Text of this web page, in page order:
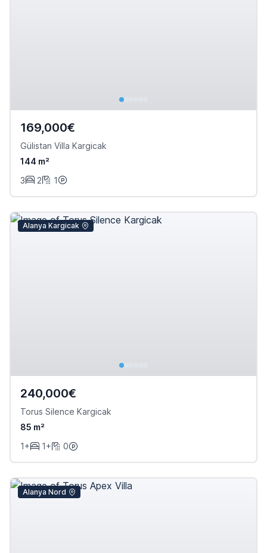
169,000€
Gülistan Villa Kargicak
144 m²
3
2 1
Alanya Kargicak
240,000€
Torus Silence Kargicak
85 m²
1+
1+ 0
Alanya Nord